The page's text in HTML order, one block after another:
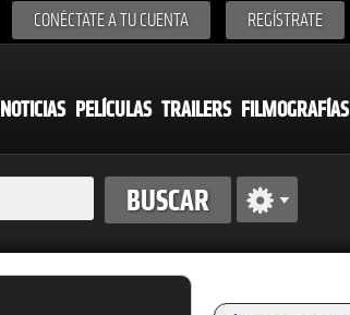
CONÉCTATE A TU CUENTA REGÍSTRATE
NOTICIAS PELÍCULAS TRAILERS FILMOGRAFÍAS